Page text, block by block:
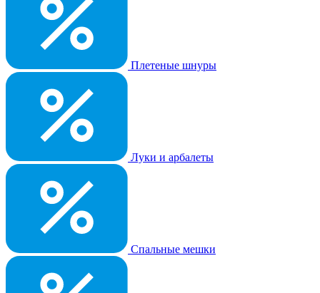
Плетеные шнуры
Луки и арбалеты
Спальные мешки